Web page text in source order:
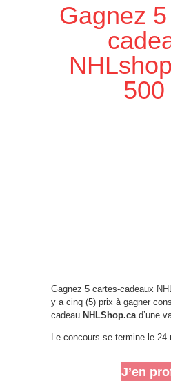
Gagnez
500
Gagnez 5 cartes-cadeaux
y a cinq (5) prix à gagner
cadeau NHLShop.ca d’une
Le concours se termine le 24
J’en